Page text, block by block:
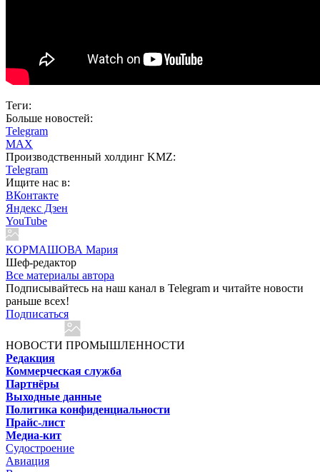
Теги:
Больше новостей:
Telegram
MAX
Производственный холдинг KMZ:
Telegram
Ищите нас в:
ВКонтакте
Яндекс Дзен
YouTube
КОРМАШОВА Мария
Шеф-редактор
Все материалы автора
Подписывайтесь на наш канал в Telegram и читайте новости
раньше всех!
Подписаться
НОВОСТИ ПРОМЫШЛЕННОСТИ
Редакция
Коммерческая служба
Партнёры
Выходные данные
Политика конфиденциальности
Прайс-лист
Медиа-кит
Судостроение
Авиация